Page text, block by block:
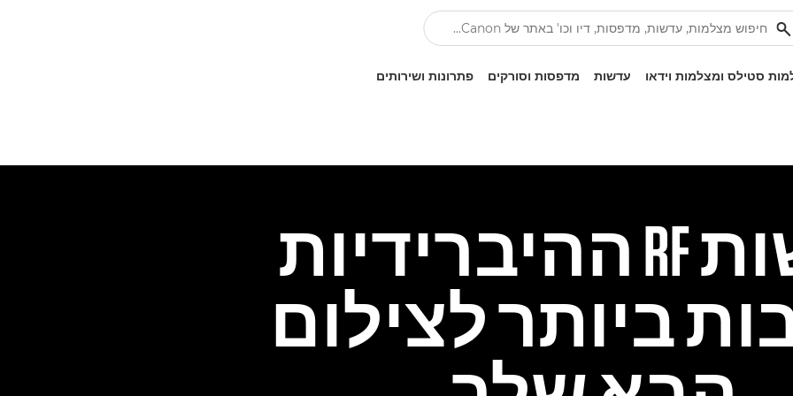
סטילס ומצלמות וידאו עדשות מדפסות וסורקים פתרונות ושירותים
עדשות RF ההיברידיות
ביותר לצילום